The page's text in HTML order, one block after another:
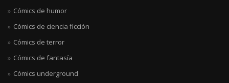
Cómics de humor
Cómics de ciencia ficción
Cómics de terror
Cómics de fantasía
Cómics underground